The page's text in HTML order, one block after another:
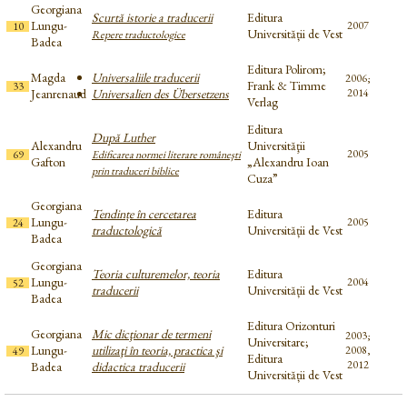
10
Georgiana
Lungu-
Badea
Scurtă istorie a traducerii
Repere traductologice
Editura
Universității de Vest 2007
33
Magda
Jeanrenaud
Universaliile traducerii
Universalien des Übersetzens
Editura Polirom;
Frank & Timme
Verlag
2006;
2014
69
Alexandru
Gafton
După Luther
Edificarea normei literare româneşti
prin traduceri biblice
Editura
Universităţii
„Alexandru Ioan
Cuza”
2005
24
Georgiana
Lungu-
Badea
Tendințe în cercetarea
traductologică
Editura
Universității de Vest 2005
52
Georgiana
Lungu-
Badea
Teoria culturemelor, teoria
traducerii
Editura
Universității de Vest 2004
49
Georgiana
Lungu-
Badea
Mic dicţionar de termeni
utilizaţi în teoria, practica şi
didactica traducerii
Editura Orizonturi
Universitare;
Editura
Universității de Vest
2003;
2008,
2012